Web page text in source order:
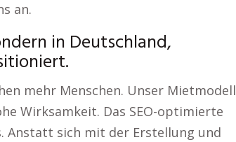
an.
in Deutschland,
mehr Menschen. Unser Mietmodell
Wirksamkeit. Das SEO-optimierte
Anstatt sich mit der Erstellung und